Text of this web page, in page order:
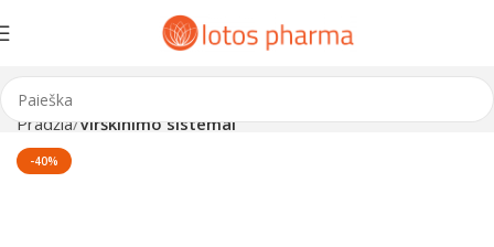
Pradžia Virškinimo sistemai
-40%